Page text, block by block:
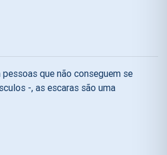
que não conseguem se
-, as escaras são uma